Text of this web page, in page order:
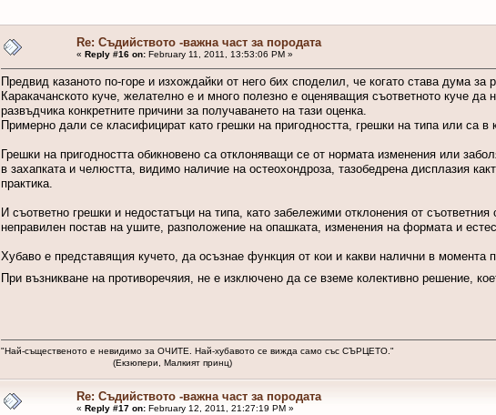
Re: Съдийството -важна част за породата
« Reply #16 on:February 11, 2011, 13:53:06 PM »
Предвид казаното по-горе и изхождайки от него бих споделил, че когато става дума
Каракачанското куче, желателно е и много полезно е оценяващия съответното куче
развъдчика конкретните причини за получаването на тази оценка.
Примерно дали се класифицират като грешки на пригодността, грешки на типа или са в
Грешки на пригодността обикновено са отклоняващи се от нормата изменения или
в захапката и челюстта, видимо наличие на остеохондроза, тазобедрена дисплазия
практика.
И съответно грешки и недостатъци на типа, като забележими отклонения от
неправилен постав на ушите, разположение на опашката, изменения на формата и
Хубаво е представящия кучето, да осъзнае функция от кои и какви налични в момента
При възникване на противоречяия, не е изключено да се вземе колективно решение,
"Най-същественото е невидимо за ОЧИТЕ. Най-хубавото се вижда само със СЪРЦЕТО."
(Екзюпери, Малкият принц)
Re: Съдийството -важна част за породата
« Reply #17 on:February 12, 2011, 21:27:19 PM »